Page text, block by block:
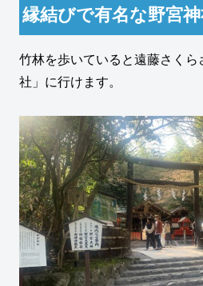
縁結びで有名な野宮
竹林を歩いていると遠藤さく
社」に行けます。